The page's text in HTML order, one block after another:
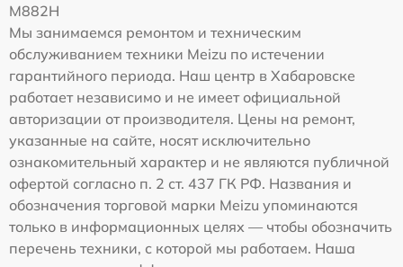
M882H
Мы занимаемся ремонтом и техническим
обслуживанием техники Meizu по истечении
гарантийного периода. Наш центр в Хабаровске
работает независимо и не имеет официальной
авторизации от производителя. Цены на ремонт,
указанные на сайте, носят исключительно
ознакомительный характер и не являются публичной
офертой согласно п. 2 ст. 437 ГК РФ. Названия и
обозначения торговой марки Meizu упоминаются
только в информационных целях — чтобы обозначить
перечень техники, с которой мы работаем. Наша